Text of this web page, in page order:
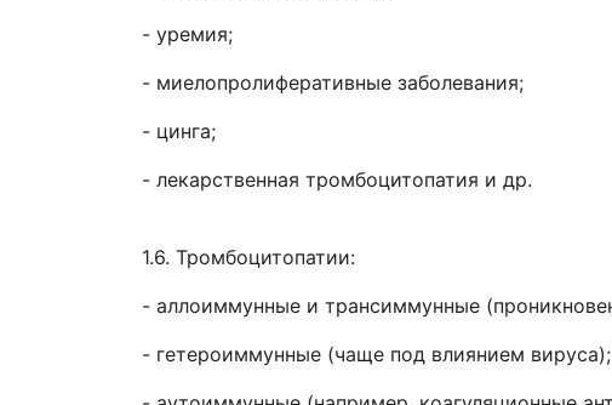
- уремия;
- миелопролиферативные заболевания;
- цинга;
- лекарственная тромбоцитопатия и др.
1.6. Тромбоцитопатии:
- аллоиммунные и трансиммунные
- гетероиммунные (чаще под влиянием вируса);